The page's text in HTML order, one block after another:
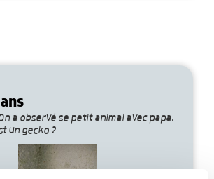
a observé se petit animal avec papa.
un gecko ?